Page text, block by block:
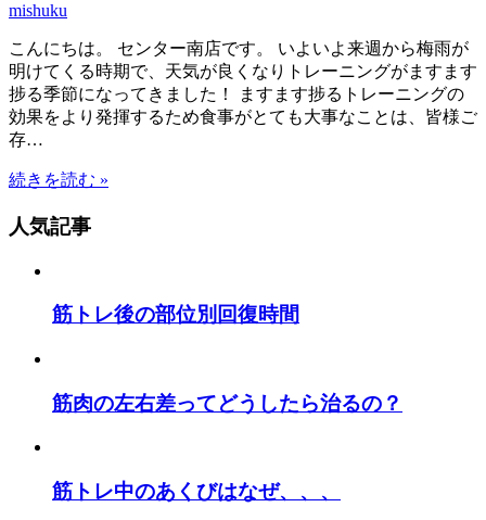
mishuku
こんにちは。 センター南店です。 いよいよ来週から梅雨が
明けてくる時期で、天気が良くなりトレーニングがますます
捗る季節になってきました！ ますます捗るトレーニングの
効果をより発揮するため食事がとても大事なことは、皆様ご
存…
続きを読む »
人気記事
筋トレ後の部位別回復時間
筋肉の左右差ってどうしたら治るの？
筋トレ中のあくびはなぜ、、、